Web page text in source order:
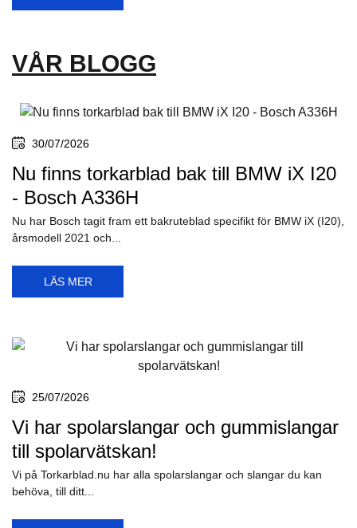
VÅR BLOGG
30/07/2026
Nu finns torkarblad bak till BMW iX I20
- Bosch A336H
Nu har Bosch tagit fram ett bakruteblad specifikt för BMW iX (I20),
årsmodell 2021 och...
LÄS MER
25/07/2026
Vi har spolarslangar och gummislangar
till spolarvätskan!
Vi på Torkarblad.nu har alla spolarslangar och slangar du kan
behöva, till ditt...